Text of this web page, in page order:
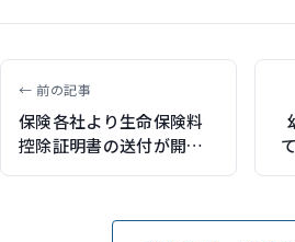
← 前の記事
保険各社より生命保険料
控除証明書の送付が開